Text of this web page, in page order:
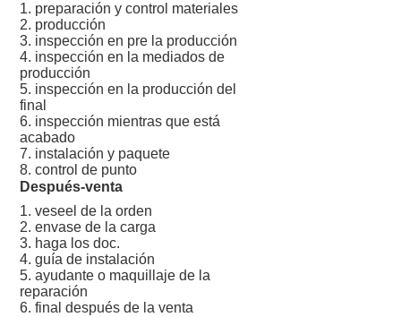
1. preparación y control materiales
2. producción
3. inspección en pre la producción
4. inspección en la mediados de
producción
5. inspección en la producción del
final
6. inspección mientras que está
acabado
7. instalación y paquete
8. control de punto
Después-venta
1. veseel de la orden
2. envase de la carga
3. haga los doc.
4. guía de instalación
5. ayudante o maquillaje de la
reparación
6. final después de la venta